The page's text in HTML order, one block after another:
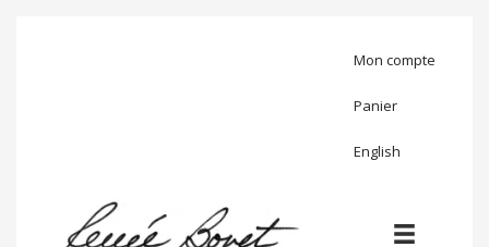
Mon compte
Panier
English